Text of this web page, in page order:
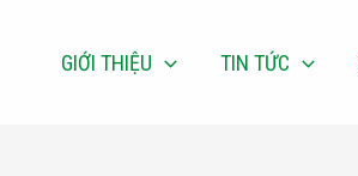
GIỚI THIỆU TIN TỨC